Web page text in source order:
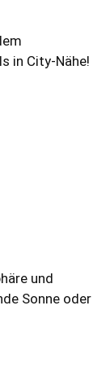
in City-Nähe!
und
Sonne oder